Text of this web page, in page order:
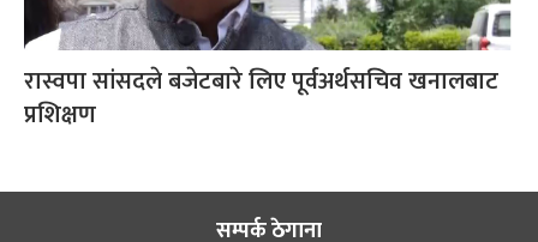
रास्वपा सांसदले बजेटबारे लिए पूर्वअर्थसचिव खनालबाट
प्रशिक्षण
सम्पर्क ठेगाना